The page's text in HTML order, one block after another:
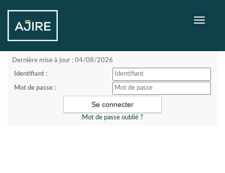
Toggle
Dernière mise à jour : 04/08/2026
Identifiant :
Mot de passe :
Mot de passe oublié ?